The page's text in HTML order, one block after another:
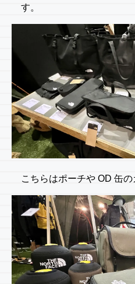
す。
こちらはポーチや OD 缶の